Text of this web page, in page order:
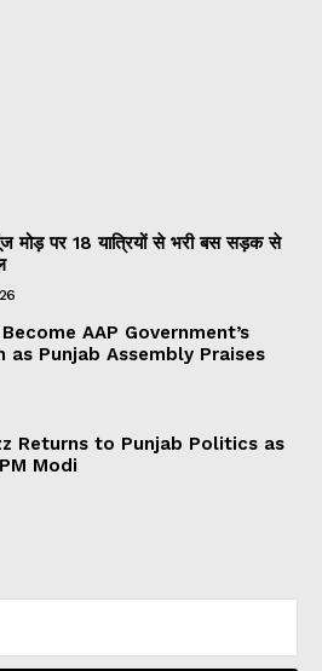
मोड़ पर 18 यात्रियों से भरी बस सड़क से
AAP Government’s
Punjab Assembly Praises
Returns to Punjab Politics as
Modi